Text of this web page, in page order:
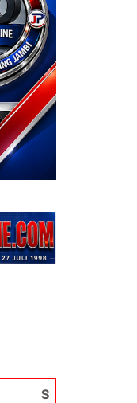
Datang di